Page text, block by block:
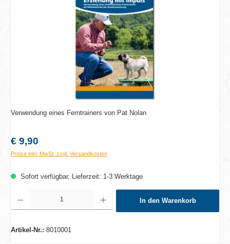
Verwendung eines Ferntrainers von Pat Nolan
Regulärer Preis:
€ 9,90
Preise inkl. MwSt. zzgl. Versandkosten
Sofort verfügbar, Lieferzeit: 1-3 Werktage
In den Warenkorb
Artikel-Nr.: 8010001